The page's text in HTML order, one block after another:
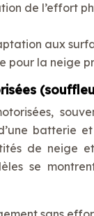
de l’effort
aux
pour la neige
batterie
de neige
se